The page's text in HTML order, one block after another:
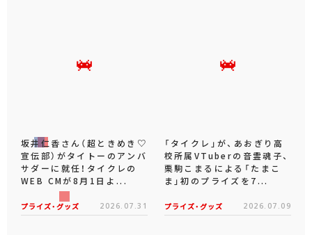
坂井仁香さん（超ときめき♡
宣伝部）がタイトーのアンバ
サダーに就任！タイクレの
WEB CMが8月1日よ...
プライズ・グッズ 2026.07.31
「タイクレ」が、あおぎり高
校所属VTuberの音霊魂子、
栗駒こまるによる「たまこ
ま」初のプライズを7...
プライズ・グッズ 2026.07.09